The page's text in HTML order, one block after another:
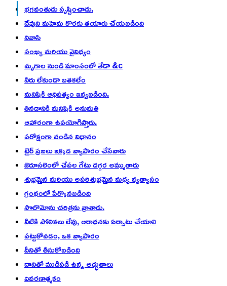
భగవంతుడు సృష్టించాడు.
దేవుని మహిమ కొరకు తయారు చేయబడింది
నివాసి
సంఖ్య మరియు వైవిధ్యం
మృగాల నుండి మాంసంలో తేడా &c
నీరు లేకుండా బతకలేం
మనిషికి ఆధిపత్యం ఇవ్వబడింది.
తినడానికి మనిషికి అనుమతి
ఆహారంగా ఉపయోగిస్తారు.
పరోక్షంగా వండిన విధానం
టైర్ ప్రజలు ఇక్కడ వ్యాపారం చేసేవారు
జెరూసలెంలో చేపల గేటు దగ్గర అమ్ముతారు
శుభ్రమైన మరియు అపరిశుభ్రమైన మధ్య వ్యత్యాసం
గ్రంథంలో పేర్కొనబడింది
సొలొమోను చరిత్రను వ్రాశాడు.
వీటికి పోలికలు లేవు, ఆరాధనకు ఏర్పాటు చేయాలి
పట్టుకోవడం, ఒక వ్యాపారం
దీనితో తీసుకోబడింది
దానితో ముడిపడి ఉన్న అద్భుతాలు
వివరణాత్మకం